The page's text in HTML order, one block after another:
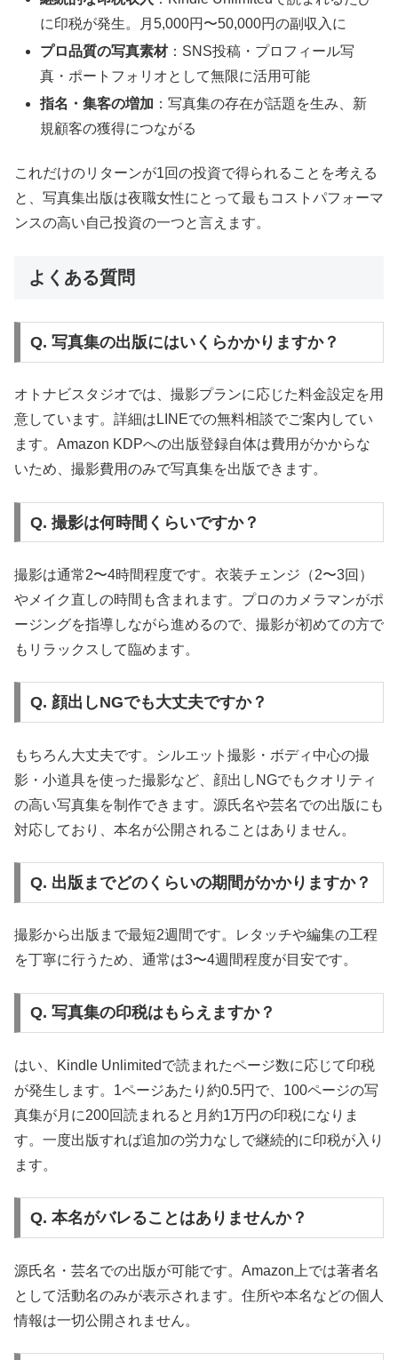
に印税が発生。月5,000円〜50,000円の副収入に
プロ品質の写真素材：SNS投稿・プロフィール写
真・ポートフォリオとして無限に活用可能
指名・集客の増加 ：写真集の存在が話題を生み、新
規顧客の獲得につながる
これだけのリターンが1回の投資で得られることを考える
と、写真集出版は夜職女性にとって最もコストパフォーマ
ンスの高い自己投資の一つと言えます。
よくある質問
Q. 写真集の出版にはいくらかかりますか？
オトナビスタジオでは、撮影プランに応じた料金設定を用
意しています。詳細はLINEでの無料相談でご案内してい
ます。Amazon KDPへの出版登録自体は費用がかからな
いため、撮影費用のみで写真集を出版できます。
Q. 撮影は何時間くらいですか？
撮影は通常2〜4時間程度です。衣装チェンジ（2〜3回）
やメイク直しの時間も含まれます。プロのカメラマンがポ
ージングを指導しながら進めるので、撮影が初めての方で
もリラックスして臨めます。
Q. 顔出しNGでも大丈夫ですか？
もちろん大丈夫です。シルエット撮影・ボディ中心の撮
影・小道具を使った撮影など、顔出しNGでもクオリティ
の高い写真集を制作できます。源氏名や芸名での出版にも
対応しており、本名が公開されることはありません。
Q. 出版までどのくらいの期間がかかりますか？
撮影から出版まで最短2週間です。レタッチや編集の工程
を丁寧に行うため、通常は3〜4週間程度が目安です。
Q. 写真集の印税はもらえますか？
はい、Kindle Unlimitedで読まれたページ数に応じて印税
が発生します。1ページあたり約0.5円で、100ページの写
真集が月に200回読まれると月約1万円の印税になりま
す。一度出版すれば追加の労力なしで継続的に印税が入り
ます。
Q. 本名がバレることはありませんか？
源氏名・芸名での出版が可能です。Amazon上では著者名
として活動名のみが表示されます。住所や本名などの個人
情報は一切公開されません。